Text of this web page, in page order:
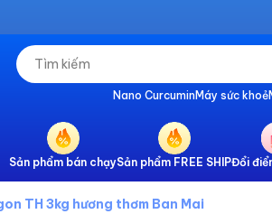
Nano Curcumin Máy sức khoẻ
Sản phẩm bán chạySản phẩm FREE SHIPĐổi
TH 3kg hương thơm Ban Mai